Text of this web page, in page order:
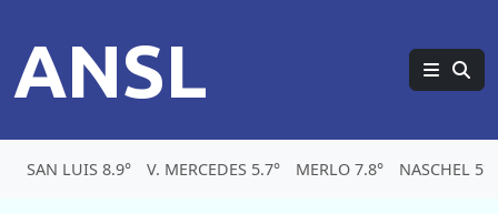
ANSL
SAN LUIS 8.9° V. MERCEDES 5.7° MERLO 7.8° NASCHEL 5°